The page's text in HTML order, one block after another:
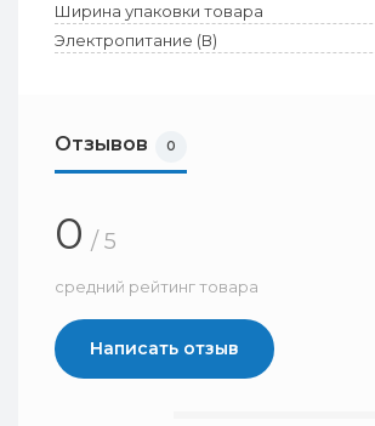
Ширина упаковки товара
Электропитание (В)
Отзывов 0
0 / 5
средний рейтинг товара
Написать отзыв